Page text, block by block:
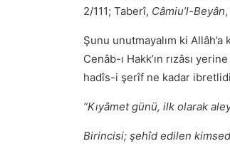
2/111; Taberî, Câmiu’l-Beyân
Şunu unutmayalım ki
Cenâb-ı Hakk’ın rızâsı
hadîs-i şerîf ne kadar
“Kıyâmet günü, ilk olarak
Birincisi; şehîd edilen